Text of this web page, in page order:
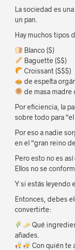
La sociedad es
un pan.
Hay muchos tipos
Blanco ($)
Baguette ($$)
Croissant ($$$)
de espelta
de masa madre
Por eficiencia, la
sobre todo para
Por eso a nadie
en el “gran reino
Pero esto no es así
Ellos no se
Y si estás leyendo
Entonces, debes
convertirte:
Qué
añades.
Con quién te